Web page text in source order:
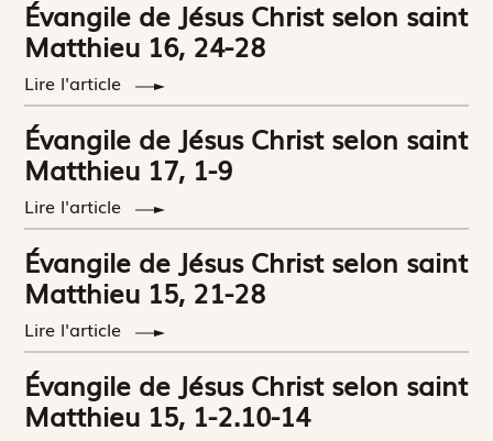
Évangile de Jésus Christ selon saint
Matthieu 16, 24-28
Lire l'article
Évangile de Jésus Christ selon saint
Matthieu 17, 1-9
Lire l'article
Évangile de Jésus Christ selon saint
Matthieu 15, 21-28
Lire l'article
Évangile de Jésus Christ selon saint
Matthieu 15, 1-2.10-14